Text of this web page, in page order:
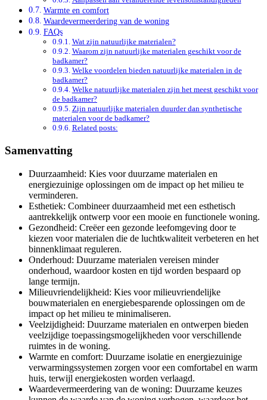
Warmte en comfort
Waardevermeerdering van de woning
FAQs
Wat zijn natuurlijke materialen?
Waarom zijn natuurlijke materialen geschikt voor de
badkamer?
Welke voordelen bieden natuurlijke materialen in de
badkamer?
Welke natuurlijke materialen zijn het meest geschikt voor
de badkamer?
Zijn natuurlijke materialen duurder dan synthetische
materialen voor de badkamer?
Related posts:
Samenvatting
Duurzaamheid: Kies voor duurzame materialen en
energiezuinige oplossingen om de impact op het milieu te
verminderen.
Esthetiek: Combineer duurzaamheid met een esthetisch
aantrekkelijk ontwerp voor een mooie en functionele woning.
Gezondheid: Creëer een gezonde leefomgeving door te
kiezen voor materialen die de luchtkwaliteit verbeteren en het
binnenklimaat reguleren.
Onderhoud: Duurzame materialen vereisen minder
onderhoud, waardoor kosten en tijd worden bespaard op
lange termijn.
Milieuvriendelijkheid: Kies voor milieuvriendelijke
bouwmaterialen en energiebesparende oplossingen om de
impact op het milieu te minimaliseren.
Veelzijdigheid: Duurzame materialen en ontwerpen bieden
veelzijdige toepassingsmogelijkheden voor verschillende
ruimtes in de woning.
Warmte en comfort: Duurzame isolatie en energiezuinige
verwarmingssystemen zorgen voor een comfortabel en warm
huis, terwijl energiekosten worden verlaagd.
Waardevermeerdering van de woning: Duurzame keuzes